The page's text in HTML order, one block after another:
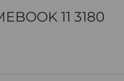
11 3180